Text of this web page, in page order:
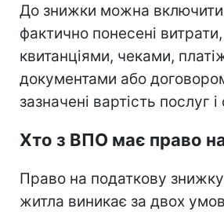
До знижки можна
фактично понесені
квитанціями, чеками,
документами або
зазначені вартість послуг
Хто з ВПО має право
Право на податкову
житла виникає за двох